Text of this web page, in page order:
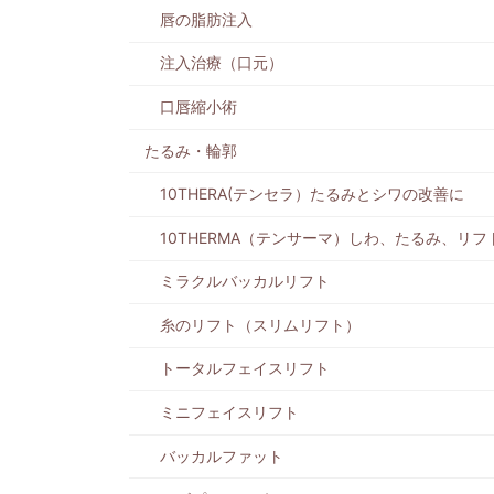
唇の脂肪注入
注入治療（口元）
口唇縮小術
たるみ・輪郭
10THERA(テンセラ）たるみとシワの改善に
10THERMA（テンサーマ）しわ、たるみ、リフ
ミラクルバッカルリフト
糸のリフト（スリムリフト）
トータルフェイスリフト
ミニフェイスリフト
バッカルファット